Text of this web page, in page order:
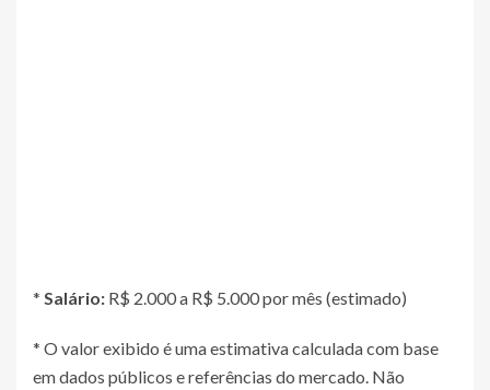
* Salário: R$ 2.000 a R$ 5.000 por mês (estimado)
* O valor exibido é uma estimativa calculada com base
em dados públicos e referências do mercado. Não